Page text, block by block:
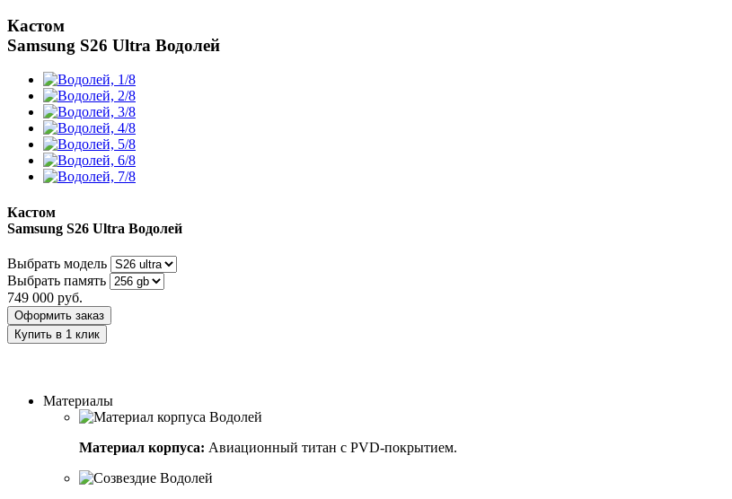
Кастом
Samsung S26 Ultra Водолей
Кастом
Samsung S26 Ultra Водолей
Выбрать модель
Выбрать память
749 000 руб.
Оформить заказ
Купить в 1 клик
Материалы
Материал корпуса: Авиационный титан с PVD-покрытием.